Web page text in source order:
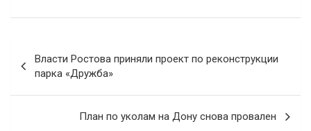
по
записям
Власти Ростова приняли проект по реконструкции
парка «Дружба»
План по уколам на Дону снова провален